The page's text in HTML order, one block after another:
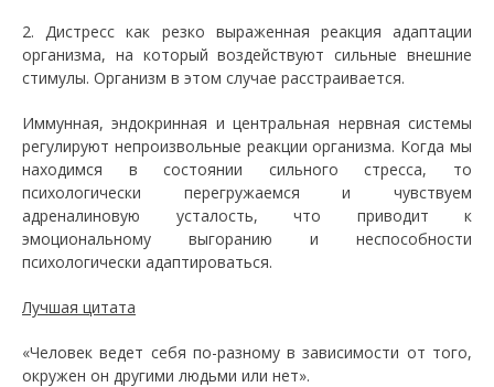
2. Дистресс как резко выраженная реакция адаптации
организма, на который воздействуют сильные внешние
стимулы. Организм в этом случае расстраивается.
Иммунная, эндокринная и центральная нервная системы
регулируют непроизвольные реакции организма. Когда мы
находимся в состоянии сильного стресса, то
психологически перегружаемся и чувствуем
адреналиновую усталость, что приводит к
эмоциональному выгоранию и неспособности
психологически адаптироваться.
Лучшая цитата
«Человек ведет себя по-разному в зависимости от того,
окружен он другими людьми или нет».